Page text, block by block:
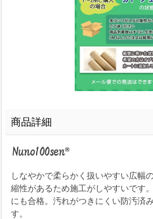
商品詳細
しなやかで柔らかく扱いやすい広幅
縮性があるため施工がしやすいです
にも合格。汚れがつきにくい防汚済
す。